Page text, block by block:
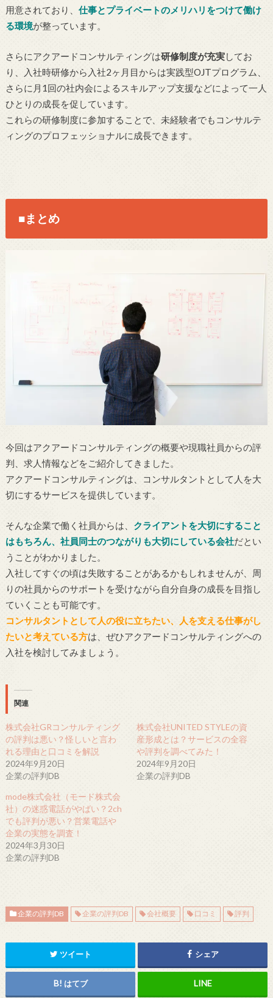
用意されており、 仕事とプライベートのメリハリをつけて働け
る環境が整っています。
さらにアクアードコンサルティングは研修制度が充実してお
り、入社時研修から入社2ヶ月目からは実践型OJTプログラム、
さらに月1回の社内会によるスキルアップ支援などによって一人
ひとりの成長を促しています。
これらの研修制度に参加することで、未経験者でもコンサルテ
ィングのプロフェッショナルに成長できます。
■まとめ
今回はアクアードコンサルティングの概要や現職社員からの評
判、求人情報などをご紹介してきました。
アクアードコンサルティングは、コンサルタントとして人を大
切にするサービスを提供しています。
そんな企業で働く社員からは、 クライアントを大切にすること
はもちろん、社員同士のつながりも大切にしている会社だとい
うことがわかりました。
入社してすぐの頃は失敗することがあるかもしれませんが、周
りの社員からのサポートを受けながら自分自身の成長を目指し
ていくことも可能です。
コンサルタントとして人の役に立ちたい、人を支える仕事がし
たいと考えている方は、ぜひアクアードコンサルティングへの
入社を検討してみましょう。
関連
株式会社GRコンサルティング
の評判は悪い？怪しいと言わ
れる理由と口コミを解説
2024年9月20日
企業の評判DB
株式会社UNITED STYLEの資
産形成とは？サービスの全容
や評判を調べてみた！
2024年9月20日
企業の評判DB
mode株式会社（モード株式会
社）の迷惑電話がやばい？2ch
でも評判が悪い？営業電話や
企業の実態を調査！
2024年3月30日
企業の評判DB
企業の評判DB 企業の評判DB 会社概要 口コミ 評判
ツイート シェア
はてブ